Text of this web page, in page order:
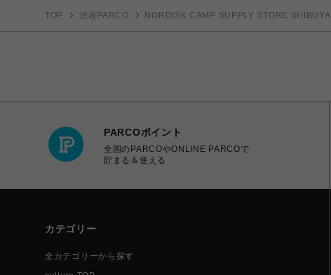
TOP 渋谷PARCO NORDISK CAMP SUPPLY STORE SHIBUYA
PARCOポイント
全国のPARCOやONLINE PARCOで
貯まる＆使える
カテゴリー
全カテゴリーから探す